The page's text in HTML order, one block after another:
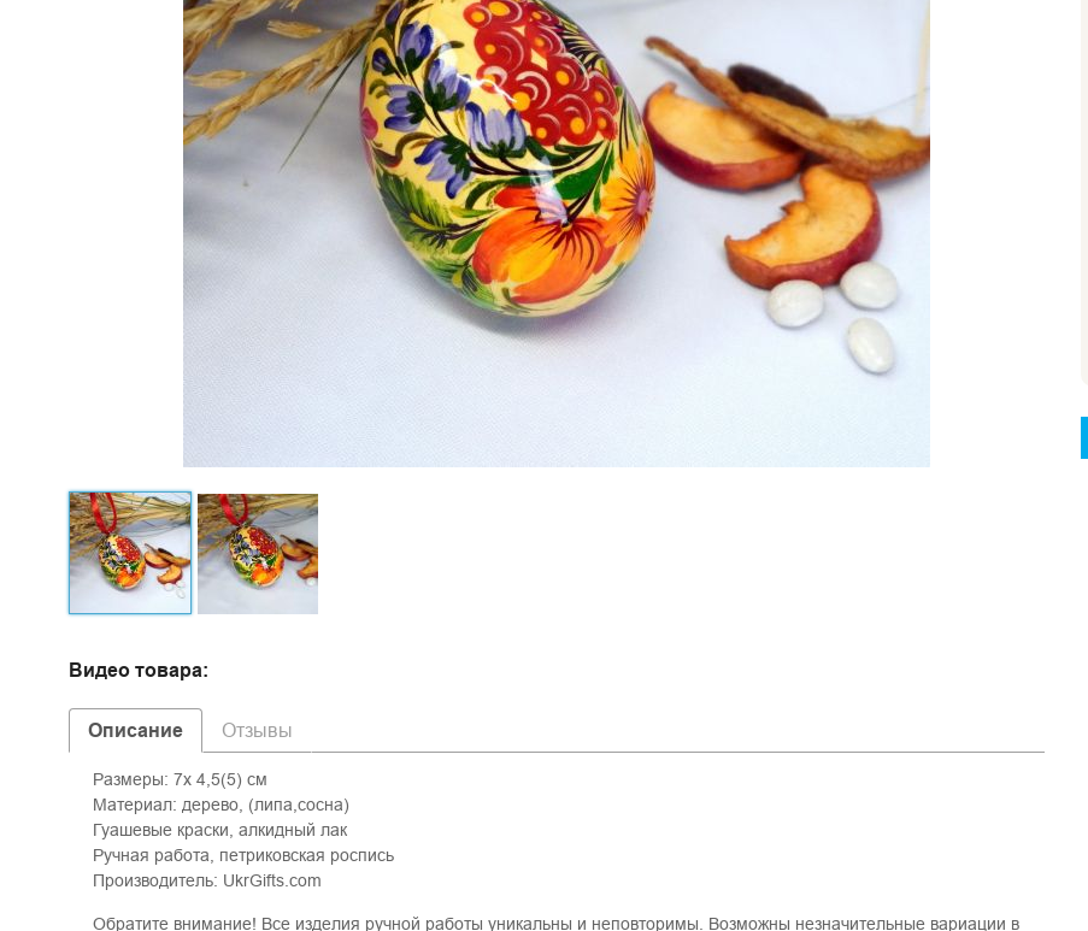
Видео товара:
Описание
Размеры: 7х 4,5(5) см
Материал: дерево, (липа,сосна)
Гуашевые краски, алкидный лак
Ручная работа, петриковская роспись
Производитель: UkrGifts.com
Обратите внимание! Все изделия ручной работы уникальны и неповторимы. Возможны незначительные вариации в
Отзывы